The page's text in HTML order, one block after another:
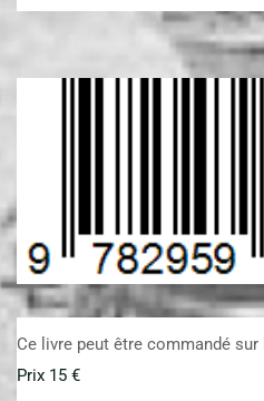
Ce livre peut être commandé sur
Prix 15 €